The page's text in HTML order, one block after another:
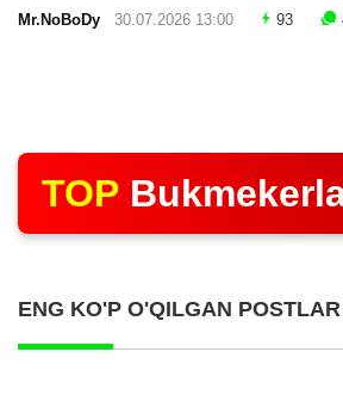
Mr.NoBoDy 30.07.2026 13:00 93
TOP
ENG KO'P O'QILGAN POSTLAR